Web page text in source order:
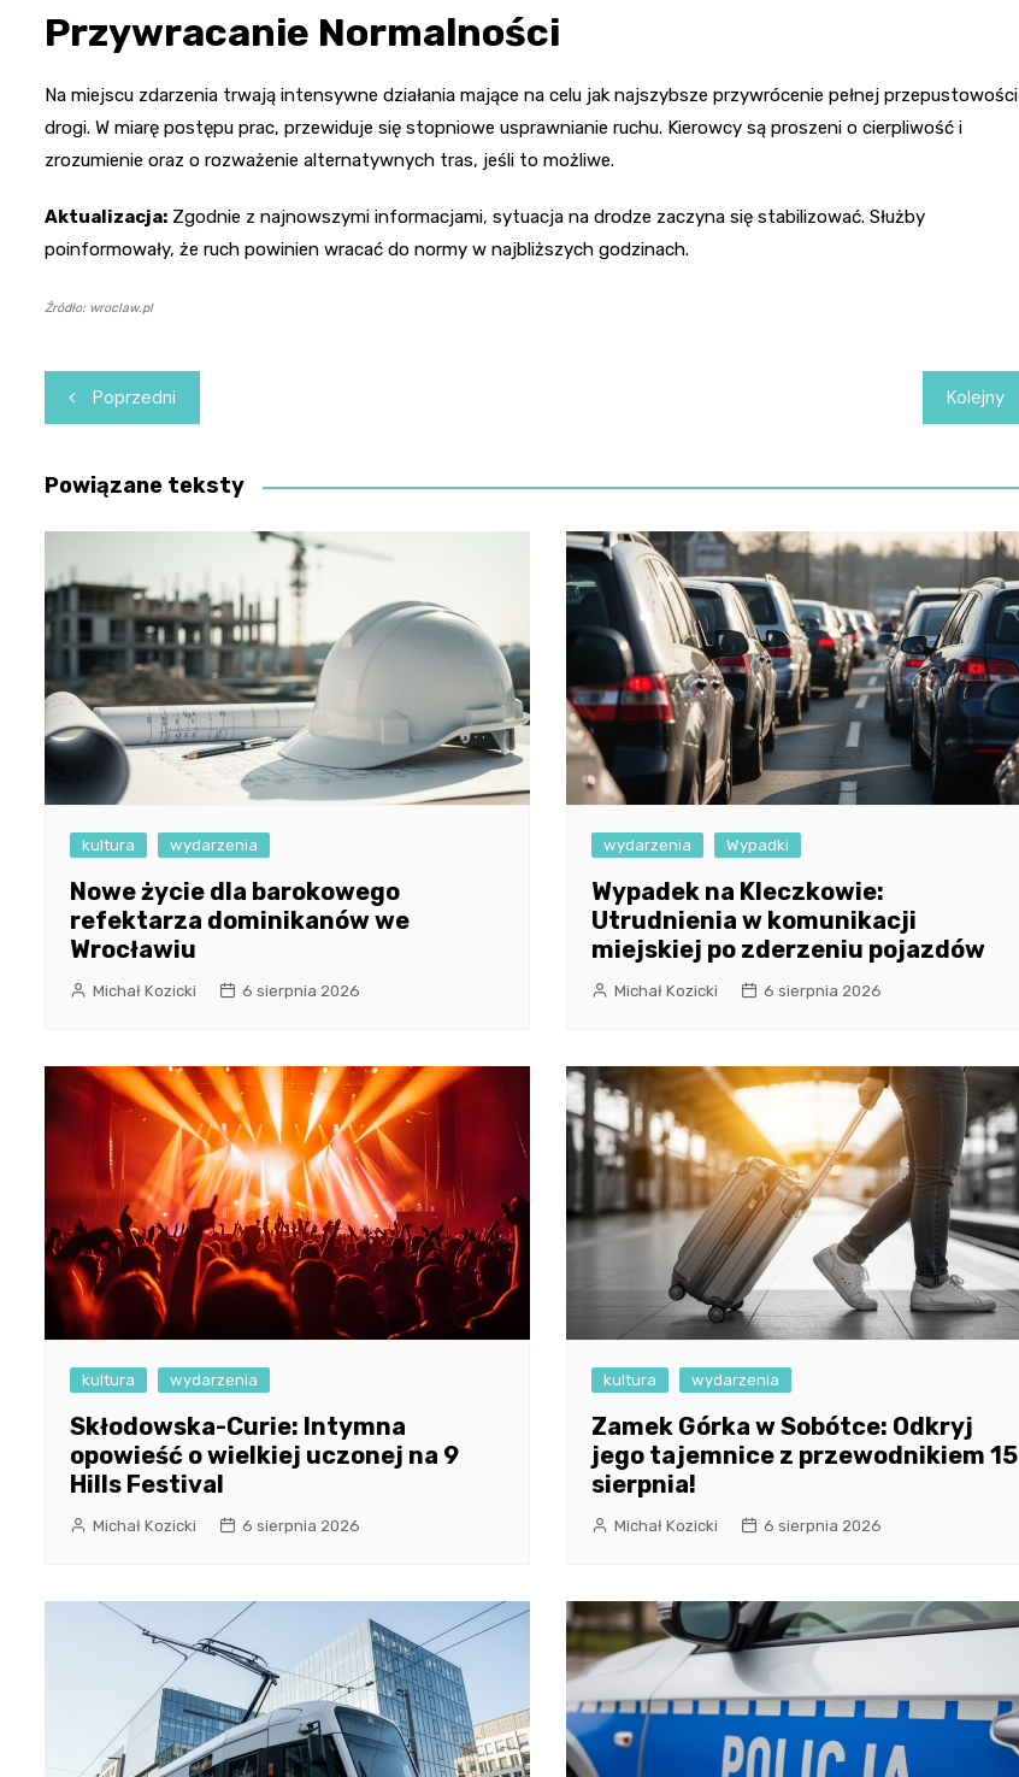
Przywracanie Normalności
Na miejscu zdarzenia trwają intensywne działania mające na celu jak najszybsze przywrócenie pełnej przepustowości
drogi. W miarę postępu prac, przewiduje się stopniowe usprawnianie ruchu. Kierowcy są proszeni o cierpliwość i
zrozumienie oraz o rozważenie alternatywnych tras, jeśli to możliwe.
Aktualizacja: Zgodnie z najnowszymi informacjami, sytuacja na drodze zaczyna się stabilizować. Służby
poinformowały, że ruch powinien wracać do normy w najbliższych godzinach.
Źródło: wroclaw.pl
Nawigacja
wpisu
Poprzedni Kolejny
Powiązane teksty
kultura wydarzenia
Nowe życie dla barokowego
refektarza dominikanów we
Wrocławiu
Michał Kozicki 6 sierpnia 2026
wydarzenia Wypadki
Wypadek na Kleczkowie:
Utrudnienia w komunikacji
miejskiej po zderzeniu pojazdów
Michał Kozicki 6 sierpnia 2026
kultura wydarzenia
Skłodowska-Curie: Intymna
opowieść o wielkiej uczonej na 9
Hills Festival
Michał Kozicki 6 sierpnia 2026
kultura wydarzenia
Zamek Górka w Sobótce: Odkryj
jego tajemnice z przewodnikiem 15
sierpnia!
Michał Kozicki 6 sierpnia 2026